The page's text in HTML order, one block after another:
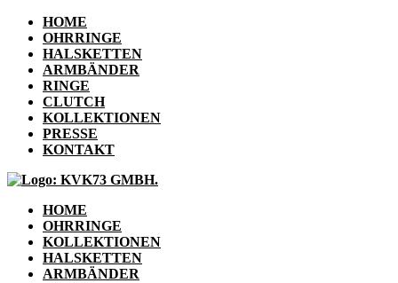
HOME
OHRRINGE
HALSKETTEN
ARMBÄNDER
RINGE
CLUTCH
KOLLEKTIONEN
PRESSE
KONTAKT
HOME
OHRRINGE
KOLLEKTIONEN
HALSKETTEN
ARMBÄNDER